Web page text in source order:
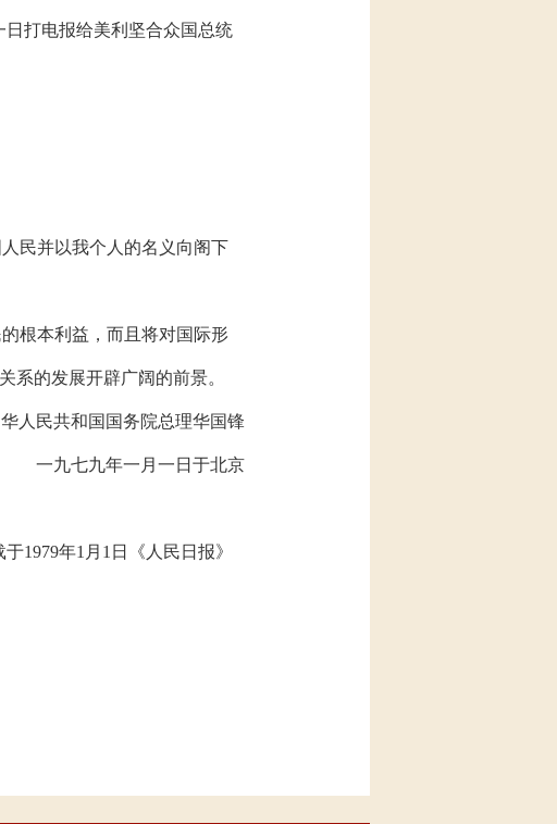
日打电报给美利坚合众国总统
民并以我个人的名义向阁下
根本利益，而且将对国际形
系的发展开辟广阔的前景。
人民共和国国务院总理华国锋
一九七九年一月一日于北京
1979年1月1日《人民日报》